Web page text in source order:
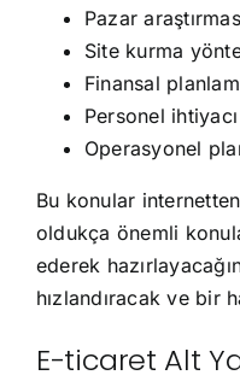
Pazar
Site kurma
Finansal
Personel ihtiyacı
Operasyonel
Bu konular
oldukça önemli
ederek
hızlandıracak ve bir
E-ticaret Alt